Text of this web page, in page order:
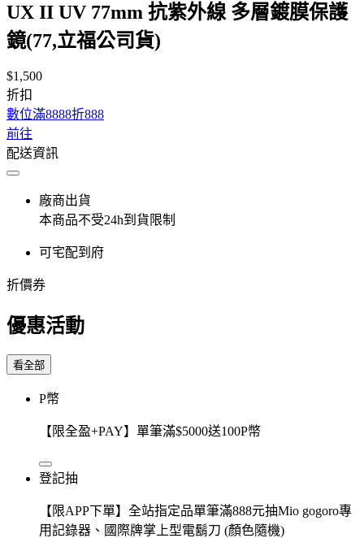
UX II UV 77mm 抗紫外線 多層鍍膜保護
鏡(77,立福公司貨)
$1,500
折扣
數位滿8888折888
前往
配送資訊
廠商出貨
本商品不受24h到貨限制
可宅配到府
折價券
優惠活動
看全部
P幣
【限全盈+PAY】單筆滿$5000送100P幣
登記抽
【限APP下單】全站指定品單筆滿888元抽Mio gogoro專
用記錄器、國際牌掌上型電鬍刀 (顏色隨機)